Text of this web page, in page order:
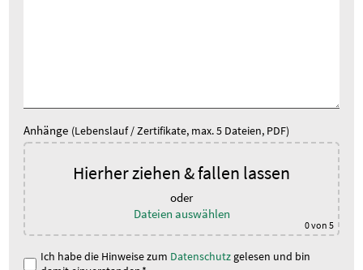
Anhänge (Lebenslauf / Zertifikate, max. 5 Dateien, PDF)
Hierher ziehen & fallen lassen
oder
Dateien auswählen
0von 5
Ich habe die Hinweise zum Datenschutz gelesen und bin